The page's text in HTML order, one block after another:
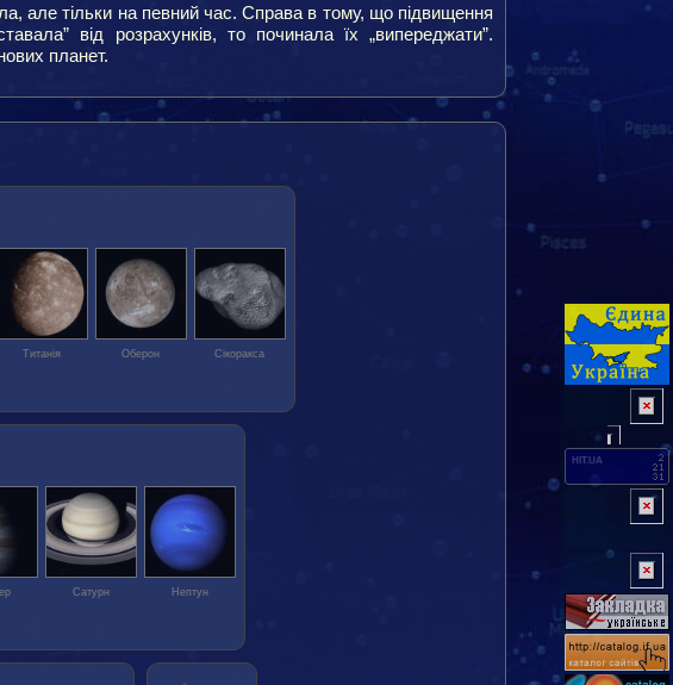
але тільки на певний час. Справа в тому, що підвищення
від розрахунків, то починала їх „випереджати”.
планет.
Титанія Оберон Сікоракса
Сатурн Нептун
HIT.UA